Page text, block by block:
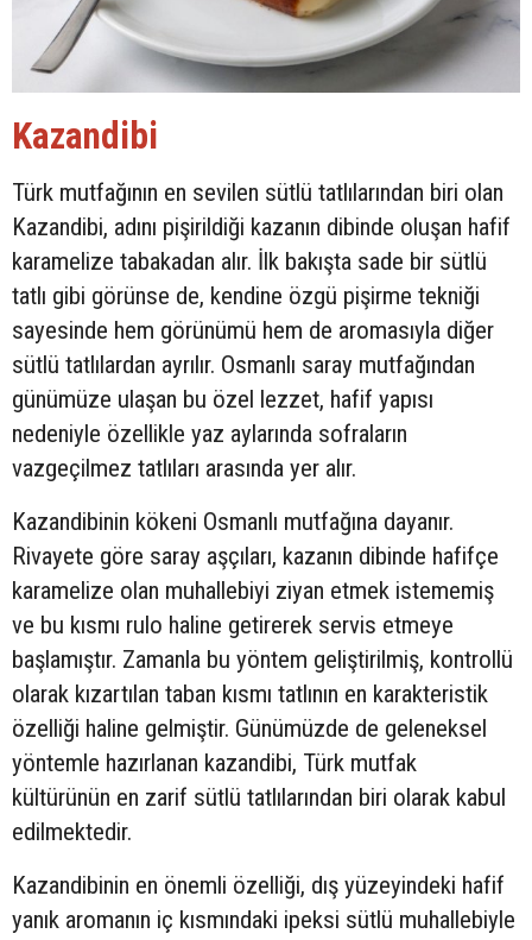
Kazandibi
Türk mutfağının en sevilen sütlü tatlılarından biri olan
Kazandibi, adını pişirildiği kazanın dibinde oluşan hafif
karamelize tabakadan alır. İlk bakışta sade bir sütlü
tatlı gibi görünse de, kendine özgü pişirme tekniği
sayesinde hem görünümü hem de aromasıyla diğer
sütlü tatlılardan ayrılır. Osmanlı saray mutfağından
günümüze ulaşan bu özel lezzet, hafif yapısı
nedeniyle özellikle yaz aylarında sofraların
vazgeçilmez tatlıları arasında yer alır.
Kazandibinin kökeni Osmanlı mutfağına dayanır.
Rivayete göre saray aşçıları, kazanın dibinde hafifçe
karamelize olan muhallebiyi ziyan etmek istememiş
ve bu kısmı rulo haline getirerek servis etmeye
başlamıştır. Zamanla bu yöntem geliştirilmiş, kontrollü
olarak kızartılan taban kısmı tatlının en karakteristik
özelliği haline gelmiştir. Günümüzde de geleneksel
yöntemle hazırlanan kazandibi, Türk mutfak
kültürünün en zarif sütlü tatlılarından biri olarak kabul
edilmektedir.
Kazandibinin en önemli özelliği, dış yüzeyindeki hafif
yanık aromanın iç kısmındaki ipeksi sütlü muhallebiyle